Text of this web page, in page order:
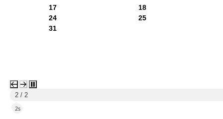
17
18
24
25
31
1 / 2
5s